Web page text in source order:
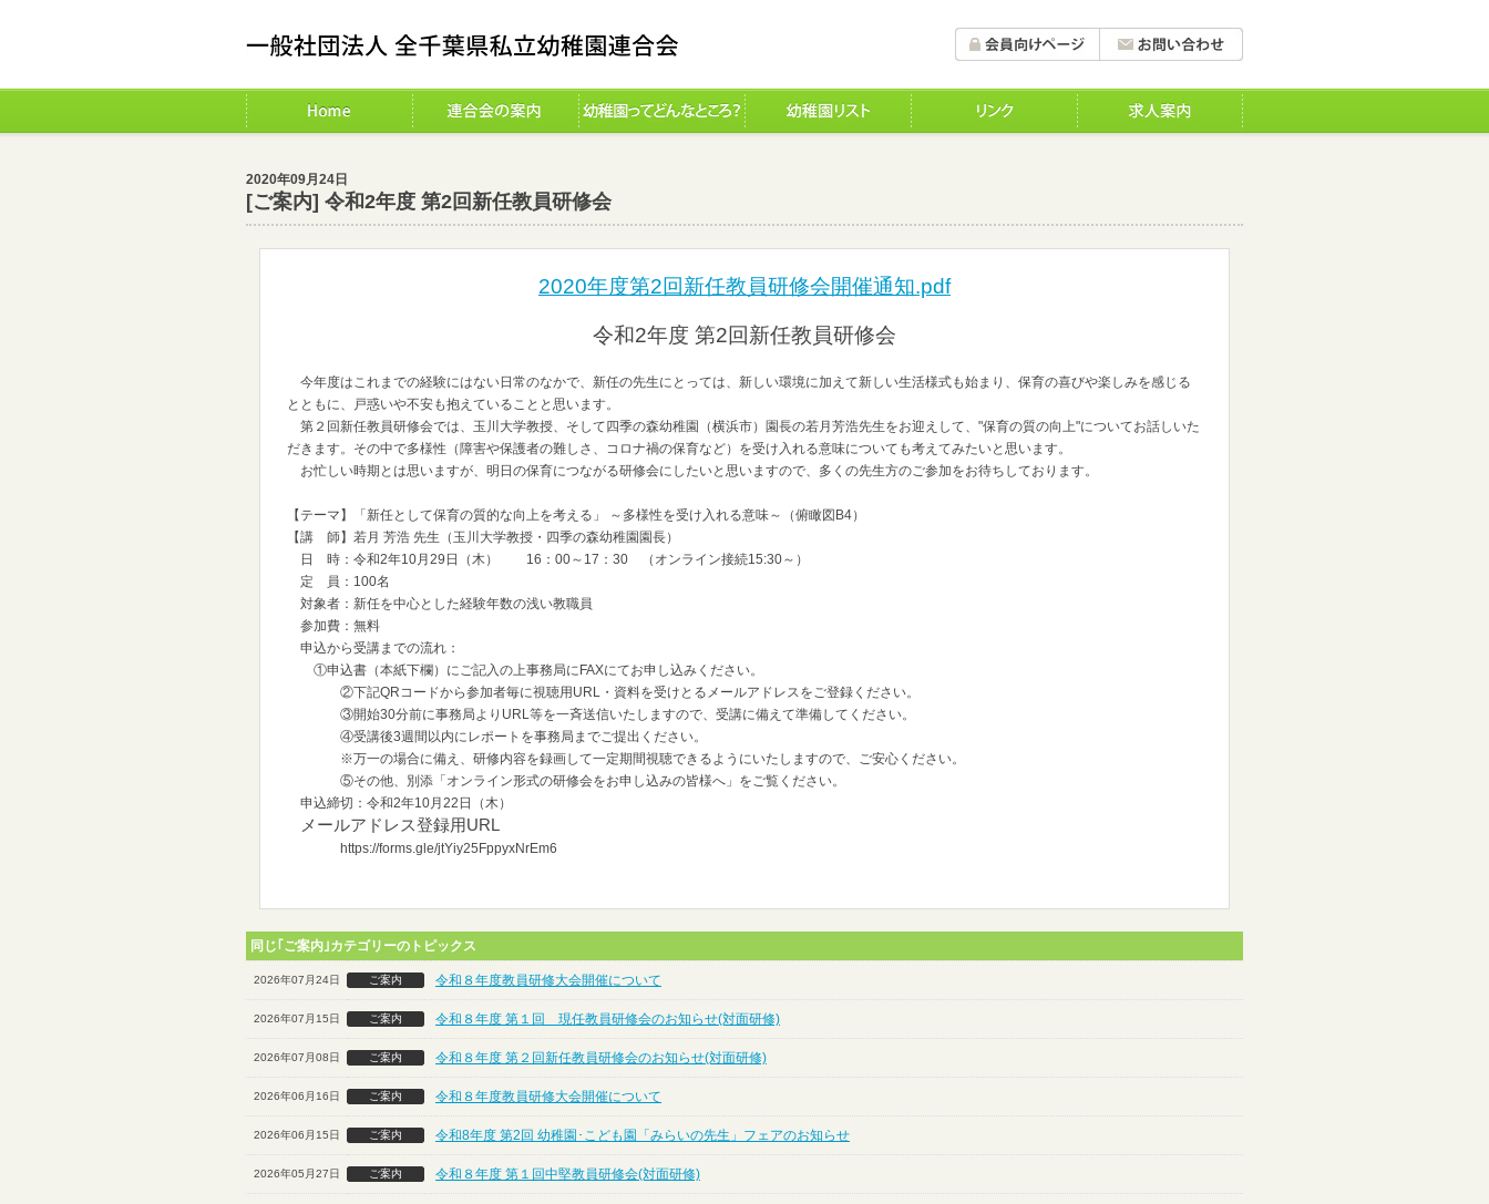
2020年09月24日
[ご案内] 令和2年度 第2回新任教員研修会
2020年度第2回新任教員研修会開催通知.pdf
令和2年度 第2回新任教員研修会
今年度はこれまでの経験にはない日常のなかで、新任の先生にとっては、新しい環境に加えて新しい生活様式も始まり、保育の喜びや楽しみを感じる
とともに、戸惑いや不安も抱えていることと思います。
第２回新任教員研修会では、玉川大学教授、そして四季の森幼稚園（横浜市）園長の若月芳浩先生をお迎えして、"保育の質の向上"についてお話しいた
だきます。その中で多様性（障害や保護者の難しさ、コロナ禍の保育など）を受け入れる意味についても考えてみたいと思います。
お忙しい時期とは思いますが、明日の保育につながる研修会にしたいと思いますので、多くの先生方のご参加をお待ちしております。
【テーマ】「新任として保育の質的な向上を考える」 ～多様性を受け入れる意味～（俯瞰図B4）
【講 師】若月 芳浩 先生（玉川大学教授・四季の森幼稚園園長）
日 時：令和2年10月29日（木）
16：00～17：30 （オンライン接続15:30～）
定 員：100名
対象者：新任を中心とした経験年数の浅い教職員
参加費：無料
申込から受講までの流れ：
①申込書（本紙下欄）にご記入の上事務局にFAXにてお申し込みください。
②下記QRコードから参加者毎に視聴用URL・資料を受けとるメールアドレスをご登録ください。
③開始30分前に事務局よりURL等を一斉送信いたしますので、受講に備えて準備してください。
④受講後3週間以内にレポートを事務局までご提出ください。
※万一の場合に備え、研修内容を録画して一定期間視聴できるようにいたしますので、ご安心ください。
⑤その他、別添「オンライン形式の研修会をお申し込みの皆様へ」をご覧ください。
申込締切：令和2年10月22日（木）
メールアドレス登録用URL
https://forms.gle/jtYiy25FppyxNrEm6
同じ｢ご案内｣カテゴリーのトピックス
2026年07月24日 ご案内 令和８年度教員研修大会開催について
2026年07月15日 ご案内 令和８年度 第１回 現任教員研修会のお知らせ(対面研修)
2026年07月08日 ご案内 令和８年度 第２回新任教員研修会のお知らせ(対面研修)
2026年06月16日 ご案内 令和８年度教員研修大会開催について
2026年06月15日 ご案内 令和8年度 第2回 幼稚園･こども園「みらいの先生」フェアのお知らせ
2026年05月27日 ご案内 令和８年度 第１回中堅教員研修会(対面研修)